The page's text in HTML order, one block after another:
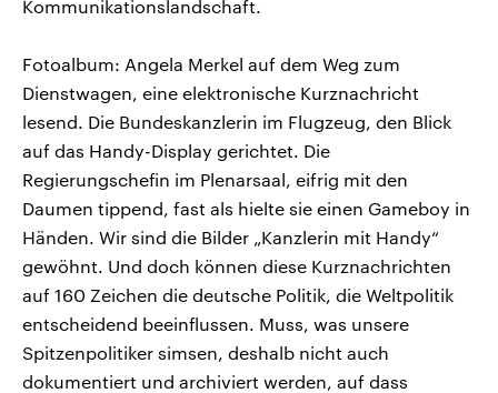
Kommunikationslandschaft.
Fotoalbum: Angela Merkel auf dem Weg zum
Dienstwagen, eine elektronische Kurznachricht
lesend. Die Bundeskanzlerin im Flugzeug, den Blick
auf das Handy-Display gerichtet. Die
Regierungschefin im Plenarsaal, eifrig mit den
Daumen tippend, fast als hielte sie einen Gameboy in
Händen. Wir sind die Bilder „Kanzlerin mit Handy“
gewöhnt. Und doch können diese Kurznachrichten
auf 160 Zeichen die deutsche Politik, die Weltpolitik
entscheidend beeinflussen. Muss, was unsere
Spitzenpolitiker simsen, deshalb nicht auch
dokumentiert und archiviert werden, auf dass